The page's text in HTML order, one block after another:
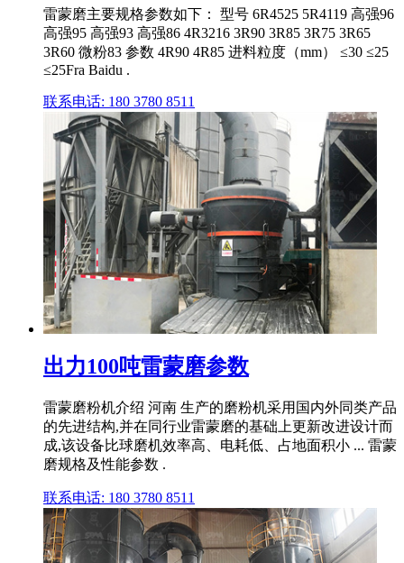
雷蒙磨主要规格参数如下： 型号 6R4525 5R4119 高强96
高强95 高强93 高强86 4R3216 3R90 3R85 3R75 3R65
3R60 微粉83 参数 4R90 4R85 进料粒度（mm） ≤30 ≤25
≤25Fra Baidu .
联系电话: 180 3780 8511
出力100吨雷蒙磨参数
雷蒙磨粉机介绍 河南 生产的磨粉机采用国内外同类产品
的先进结构,并在同行业雷蒙磨的基础上更新改进设计而
成,该设备比球磨机效率高、电耗低、占地面积小 ... 雷蒙
磨规格及性能参数 .
联系电话: 180 3780 8511